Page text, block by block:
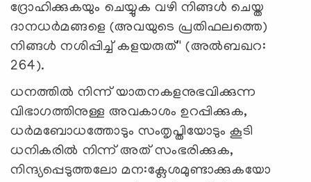
ദ്രോഹിക്കുകയും ചെയ്യുക വഴി നിങ്ങള്‍ ചെയ്ത
ദാനധര്‍മങ്ങളെ (അവയുടെ പ്രതിഫലത്തെ)
നിങ്ങള്‍ നശിപ്പിച്ച് കളയരുത്'' (അല്‍ബഖറ:
264).
ധനത്തില്‍ നിന്ന് യാതനകളനുഭവിക്കുന്ന
വിഭാഗത്തിനുള്ള അവകാശം ഉറപ്പിക്കുക,
ധര്‍മബോധത്തോടും സംതൃപ്തിയോടും കൂടി
ധനികരില്‍ നിന്ന് അത് സംഭരിക്കുക,
നിന്ദ്യപ്പെടുത്തലോ മന:ക്ലേശമുണ്ടാക്കുകയോ